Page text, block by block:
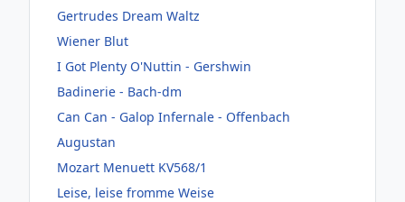
Gertrudes Dream Waltz
Wiener Blut
I Got Plenty O'Nuttin - Gershwin
Badinerie - Bach-dm
Can Can - Galop Infernale - Offenbach
Augustan
Mozart Menuett KV568/1
Leise, leise fromme Weise